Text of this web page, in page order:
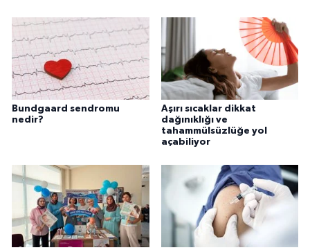
Bundgaard sendromu
nedir?
Aşırı sıcaklar dikkat
dağınıklığı ve
tahammülsüzlüğe yol
açabiliyor